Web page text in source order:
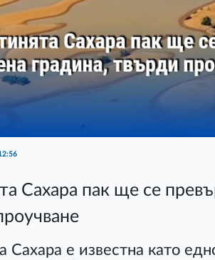
Сахара пак ще се
Сахара е известна като